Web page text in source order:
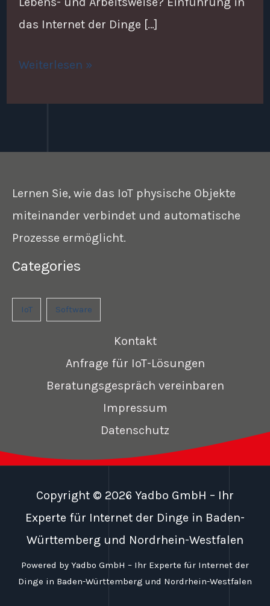
das Internet der Dinge […]
Weiterlesen »
Lernen Sie, wie das IoT physische Objekte
miteinander verbindet und automatische
Prozesse ermöglicht.
Categories
IoT Software
Kontakt
Anfrage für IoT-Lösungen
Beratungsgespräch vereinbaren
Impressum
Datenschutz
Copyright © 2026 Yadbo GmbH – Ihr
Experte für Internet der Dinge in Baden-
Württemberg und Nordrhein-Westfalen
Powered by Yadbo GmbH – Ihr Experte für Internet der
Dinge in Baden-Württemberg und Nordrhein-Westfalen